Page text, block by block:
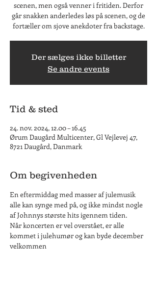
scenen, men også venner i fritiden. Derfor
går snakken anderledes løs på scenen, og de
fortæller om sjove anekdoter fra backstage.
Der sælges ikke billetter
Se andre events
Tid & sted
24. nov. 2024, 12.00 – 16.45
Ørum Daugård Multicenter, Gl Vejlevej 47,
8721 Daugård, Danmark
Om begivenheden
En eftermiddag med masser af julemusik
alle kan synge med på, og ikke mindst nogle
af Johnnys største hits igennem tiden.
Når koncerten er vel overstået, er alle
kommet i julehumør og kan byde december
velkommen